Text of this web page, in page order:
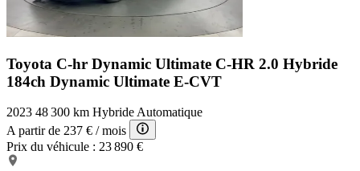
Toyota C-hr Dynamic Ultimate C-HR 2.0 Hybride
184ch Dynamic Ultimate E-CVT
2023 48 300 km Hybride Automatique
A partir de 237 € / mois
Prix du véhicule : 23 890 €